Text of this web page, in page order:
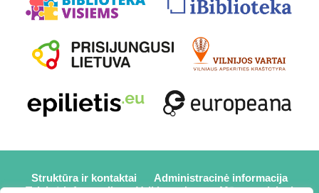
Struktūra ir kontaktai
Administracinė informacija
Teisinė informacija
Veiklos sritys Mūsų projektai